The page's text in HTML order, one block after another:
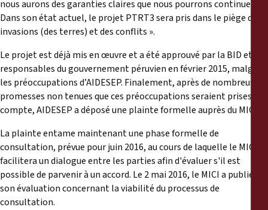
nous aurons des garanties claires que nous pourrons continuer.
Dans son état actuel, le projet PTRT3 sera pris dans le piège des
invasions (des terres) et des conflits ».
Le projet est déjà mis en œuvre et a été approuvé par la BID et les
responsables du gouvernement péruvien en février 2015, malgré
les préoccupations d’AIDESEP. Finalement, après de nombreuses
promesses non tenues que ces préoccupations seraient prises en
compte, AIDESEP a déposé une plainte formelle auprès du MICI.
La plainte entame maintenant une phase formelle de
consultation, prévue pour juin 2016, au cours de laquelle le MICI
facilitera un dialogue entre les parties afin d'évaluer s'il est
possible de parvenir à un accord. Le 2 mai 2016, le MICI a publié
son évaluation concernant la viabilité du processus de
consultation.